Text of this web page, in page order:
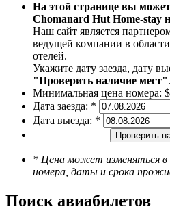
На этой странице вы
Chomanard Hut Home-stay
Наш сайт является
ведущей компании в
отелей.
Укажите дату заезда, дату
"Проверить наличие мест".
Минимальная цена номера:
Дата заезда: *
Дата выезда: *
Проверить
* Цена может изменяться
номера, даты и срока
Поиск авиабилетов